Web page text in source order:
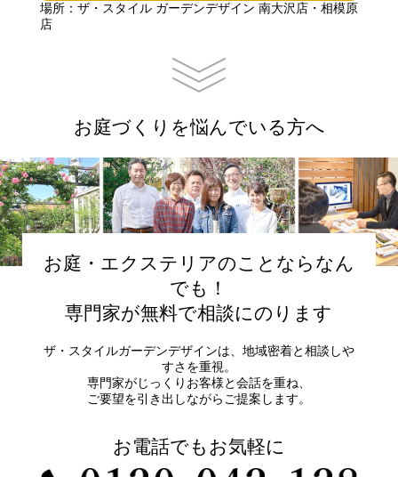
場所：ザ・スタイル ガーデンデザイン 南大沢店・相模原
店
お庭づくりを悩んでいる方へ
お庭・エクステリアのことならなん
でも！
専門家が無料で相談にのります
ザ・スタイルガーデンデザインは、地域密着と相談しや
すさを重視。
専門家がじっくりお客様と会話を重ね、
ご要望を引き出しながらご提案します。
お電話でもお気軽に